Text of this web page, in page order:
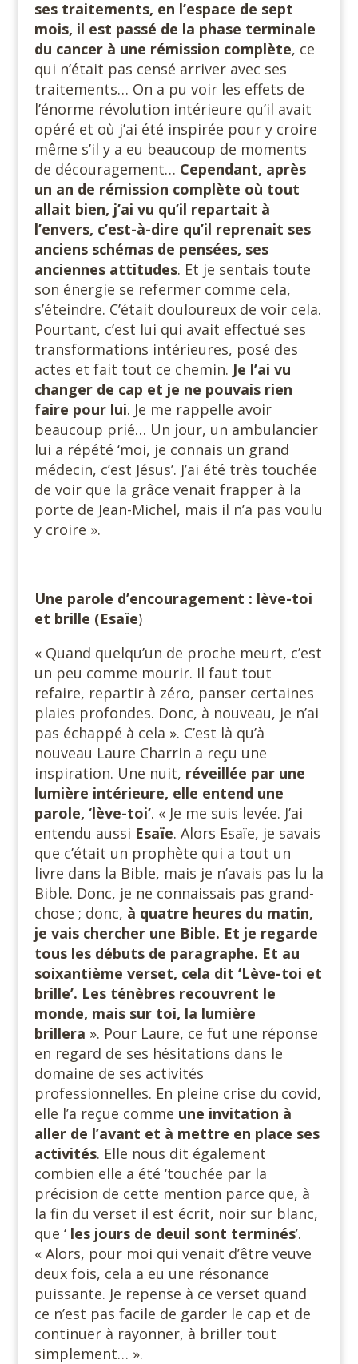
ses traitements, en l’espace de sept
mois, il est passé de la phase terminale
du cancer à une rémission complète, ce
qui n’était pas censé arriver avec ses
traitements… On a pu voir les effets de
l’énorme révolution intérieure qu’il avait
opéré et où j’ai été inspirée pour y croire
même s’il y a eu beaucoup de moments
de découragement… Cependant, après
un an de rémission complète où tout
allait bien, j’ai vu qu’il repartait à
l’envers, c’est-à-dire qu’il reprenait ses
anciens schémas de pensées, ses
anciennes attitudes. Et je sentais toute
son énergie se refermer comme cela,
s’éteindre. C’était douloureux de voir cela.
Pourtant, c’est lui qui avait effectué ses
transformations intérieures, posé des
actes et fait tout ce chemin. Je l’ai vu
changer de cap et je ne pouvais rien
faire pour lui. Je me rappelle avoir
beaucoup prié… Un jour, un ambulancier
lui a répété ‘moi, je connais un grand
médecin, c’est Jésus’. J’ai été très touchée
de voir que la grâce venait frapper à la
porte de Jean-Michel, mais il n’a pas voulu
y croire ».
Une parole d’encouragement : lève-toi
et brille (Esaïe)
« Quand quelqu’un de proche meurt, c’est
un peu comme mourir. Il faut tout
refaire, repartir à zéro, panser certaines
plaies profondes. Donc, à nouveau, je n’ai
pas échappé à cela ». C’est là qu’à
nouveau Laure Charrin a reçu une
inspiration. Une nuit, réveillée par une
lumière intérieure, elle entend une
parole, ‘lève-toi’. « Je me suis levée. J’ai
entendu aussi Esaïe. Alors Esaïe, je savais
que c’était un prophète qui a tout un
livre dans la Bible, mais je n’avais pas lu la
Bible. Donc, je ne connaissais pas grand-
chose ; donc, à quatre heures du matin,
je vais chercher une Bible. Et je regarde
tous les débuts de paragraphe. Et au
soixantième verset, cela dit ‘Lève-toi et
brille’. Les ténèbres recouvrent le
monde, mais sur toi, la lumière
brillera ». Pour Laure, ce fut une réponse
en regard de ses hésitations dans le
domaine de ses activités
professionnelles. En pleine crise du covid,
elle l’a reçue comme une invitation à
aller de l’avant et à mettre en place ses
activités. Elle nous dit également
combien elle a été ‘touchée par la
précision de cette mention parce que, à
la fin du verset il est écrit, noir sur blanc,
que ‘ les jours de deuil sont terminés’.
« Alors, pour moi qui venait d’être veuve
deux fois, cela a eu une résonance
puissante. Je repense à ce verset quand
ce n’est pas facile de garder le cap et de
continuer à rayonner, à briller tout
simplement… ».